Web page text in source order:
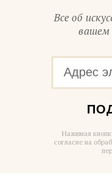
Все об
вашем
Нажимая
согласие на